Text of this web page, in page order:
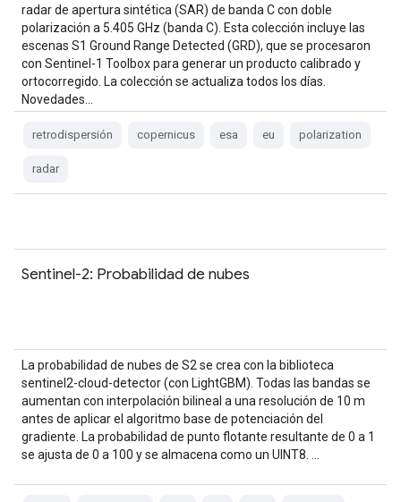
radar de apertura sintética (SAR) de banda C con doble
polarización a 5.405 GHz (banda C). Esta colección incluye las
escenas S1 Ground Range Detected (GRD), que se procesaron
con Sentinel-1 Toolbox para generar un producto calibrado y
ortocorregido. La colección se actualiza todos los días.
Novedades…
retrodispersión copernicus esa eu polarization
radar
Sentinel-2: Probabilidad de nubes
La probabilidad de nubes de S2 se crea con la biblioteca
sentinel2-cloud-detector (con LightGBM). Todas las bandas se
aumentan con interpolación bilineal a una resolución de 10 m
antes de aplicar el algoritmo base de potenciación del
gradiente. La probabilidad de punto flotante resultante de 0 a 1
se ajusta de 0 a 100 y se almacena como un UINT8. …